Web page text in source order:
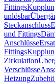
Fittings
unlösbar
Steckanschluss
und Fittings
Anschlüsse
Fittings
Zirkulation
Verschlüsse
Heizung